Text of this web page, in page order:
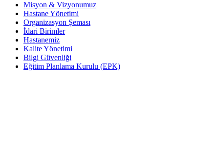
Misyon & Vizyonumuz
Hastane Yönetimi
Organizasyon Şeması
İdari Birimler
Hastanemiz
Kalite Yönetimi
Bilgi Güvenliği
Eğitim Planlama Kurulu (EPK)